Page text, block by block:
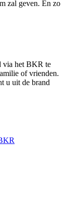
zal geven. En zo
via het BKR te
of vrienden.
u uit de brand